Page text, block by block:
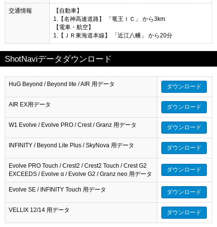
交通情報
【自動車】
1.【名神高速道路】 「竜王ＩＣ」 から3km
【電車・航空】
1.【ＪＲ東海道本線】 「近江八幡」 から20分
ShotNaviデータダウンロード
HuG Beyond / Beyond lite / AIR 用データ ダウンロード
AIR EX用データ ダウンロード
W1 Evolve / Evolve PRO / Crest / Granz 用データ ダウンロード
INFINITY / Beyond Lite Plus / SkyNova 用データ ダウンロード
Evolve PRO Touch / Crest2 / Crest2 Touch / Crest G2
EXCEEDS / Evolve α / Evolve G2 / Granz neo 用データ
ダウンロード
Evolve SE / INFINITY Touch 用データ ダウンロード
VELLIX 12/14 用データ ダウンロード